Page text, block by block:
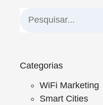
Categorias
WiFi Marketing
Smart Cities